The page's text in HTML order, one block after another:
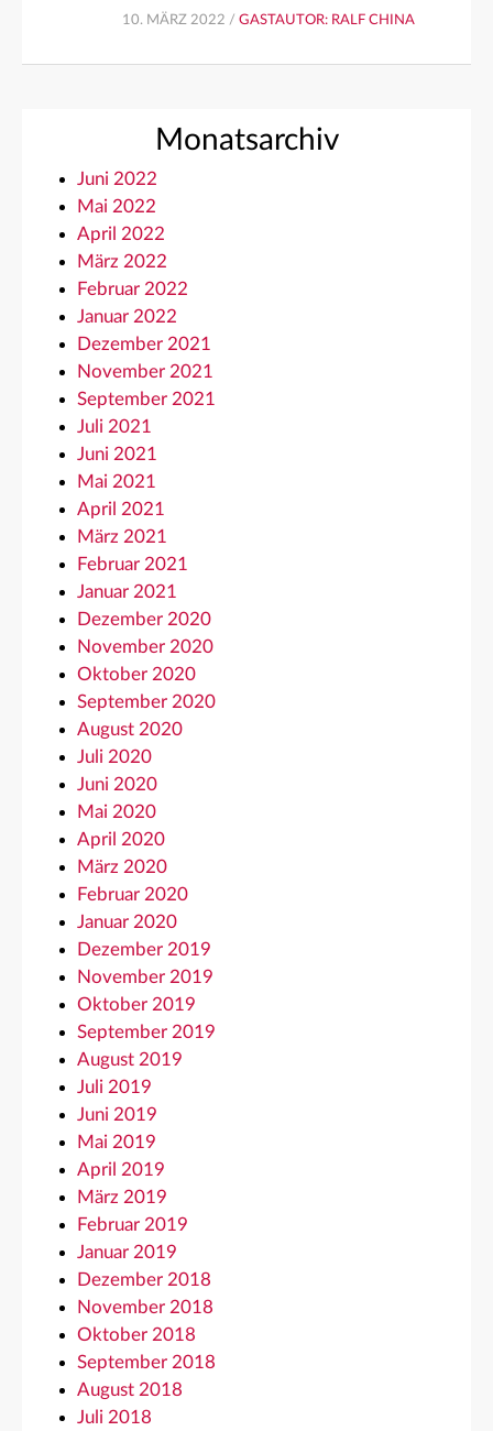
10. MÄRZ 2022 / GASTAUTOR: RALF CHINA
Monatsarchiv
Juni 2022
Mai 2022
April 2022
März 2022
Februar 2022
Januar 2022
Dezember 2021
November 2021
September 2021
Juli 2021
Juni 2021
Mai 2021
April 2021
März 2021
Februar 2021
Januar 2021
Dezember 2020
November 2020
Oktober 2020
September 2020
August 2020
Juli 2020
Juni 2020
Mai 2020
April 2020
März 2020
Februar 2020
Januar 2020
Dezember 2019
November 2019
Oktober 2019
September 2019
August 2019
Juli 2019
Juni 2019
Mai 2019
April 2019
März 2019
Februar 2019
Januar 2019
Dezember 2018
November 2018
Oktober 2018
September 2018
August 2018
Juli 2018